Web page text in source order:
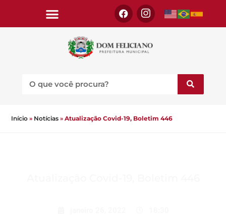
Início » Notícias »Atualização Covid-19, Boletim 446